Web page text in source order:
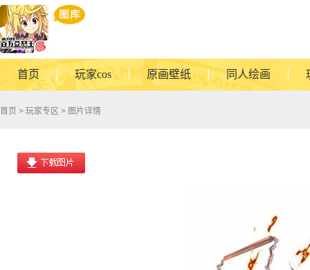
首页 玩家cos 原画壁纸 同人绘画
首页 > 玩家专区 > 图片详情